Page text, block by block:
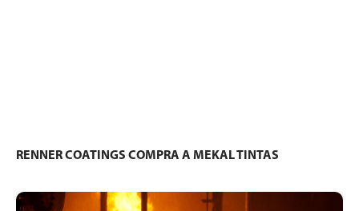
RENNER COATINGS COMPRA A MEKAL TINTAS